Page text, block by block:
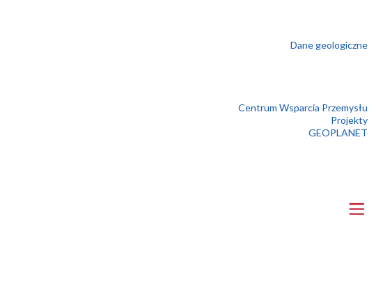
Dane geologiczne
Centrum Wsparcia Przemysłu
Projekty
GEOPLANET